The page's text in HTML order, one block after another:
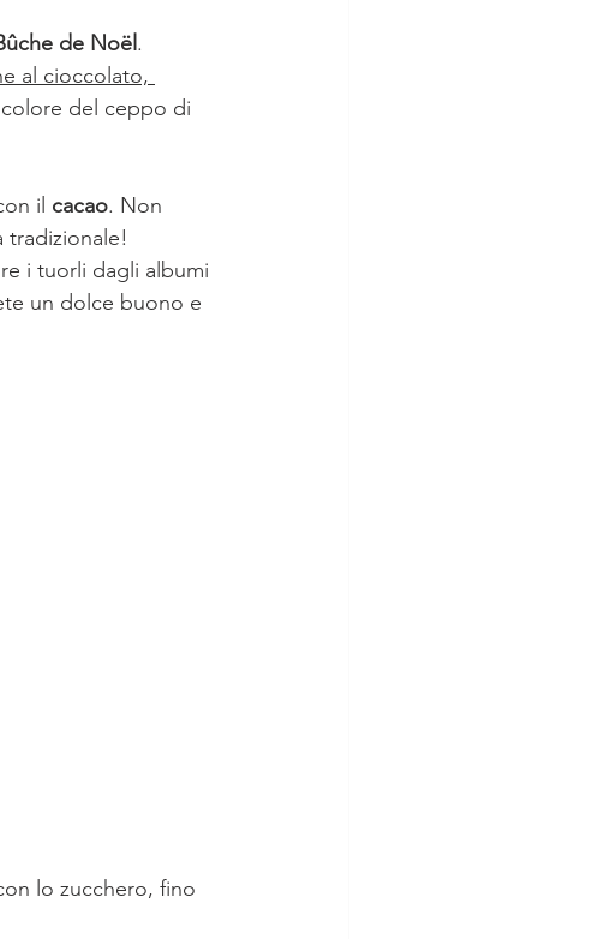
de Noël .
al cioccolato,
colore del ceppo di
il cacao. Non
tradizionale!
i tuorli dagli albumi
un dolce buono e
lo zucchero, fino